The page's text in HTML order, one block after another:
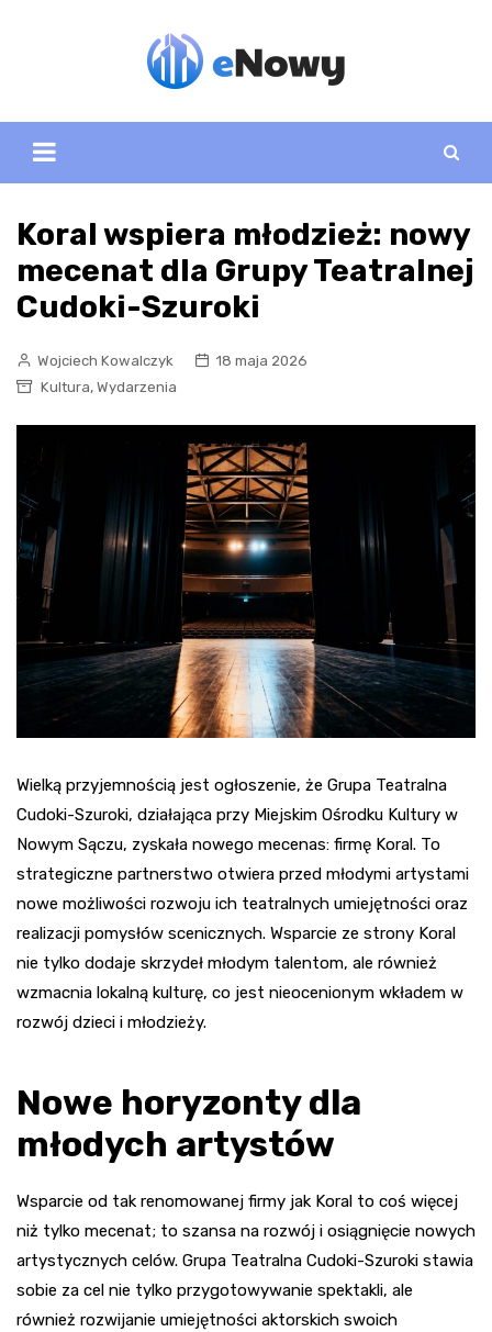
Koral wspiera młodzież: nowy
mecenat dla Grupy Teatralnej
Cudoki-Szuroki
Wojciech Kowalczyk
18 maja 2026
Kultura, Wydarzenia
Wielką przyjemnością jest ogłoszenie, że Grupa Teatralna
Cudoki-Szuroki, działająca przy Miejskim Ośrodku Kultury w
Nowym Sączu, zyskała nowego mecenas: firmę Koral. To
strategiczne partnerstwo otwiera przed młodymi artystami
nowe możliwości rozwoju ich teatralnych umiejętności oraz
realizacji pomysłów scenicznych. Wsparcie ze strony Koral
nie tylko dodaje skrzydeł młodym talentom, ale również
wzmacnia lokalną kulturę, co jest nieocenionym wkładem w
rozwój dzieci i młodzieży.
Nowe horyzonty dla
młodych artystów
Wsparcie od tak renomowanej firmy jak Koral to coś więcej
niż tylko mecenat; to szansa na rozwój i osiągnięcie nowych
artystycznych celów. Grupa Teatralna Cudoki-Szuroki stawia
sobie za cel nie tylko przygotowywanie spektakli, ale
również rozwijanie umiejętności aktorskich swoich